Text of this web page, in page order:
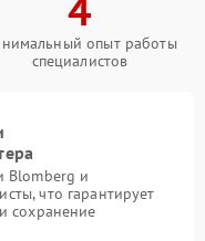
опыт работы
специалистов
Blomberg и
что гарантирует
сохранение